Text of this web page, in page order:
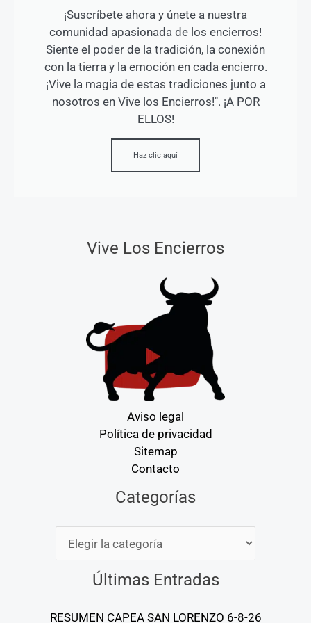
¡Suscríbete ahora y únete a nuestra
comunidad apasionada de los encierros!
Siente el poder de la tradición, la conexión
con la tierra y la emoción en cada encierro.
¡Vive la magia de estas tradiciones junto a
nosotros en Vive los Encierros!". ¡A POR
ELLOS!
Haz clic aquí
Vive Los Encierros
Aviso legal
Política de privacidad
Sitemap
Contacto
Categorías
Últimas Entradas
RESUMEN CAPEA SAN LORENZO 6-8-26